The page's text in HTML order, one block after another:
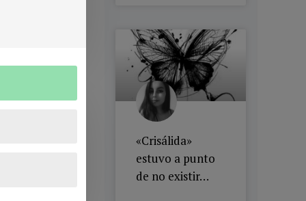
«Crisálida»
estuvo a punto
de no existir…